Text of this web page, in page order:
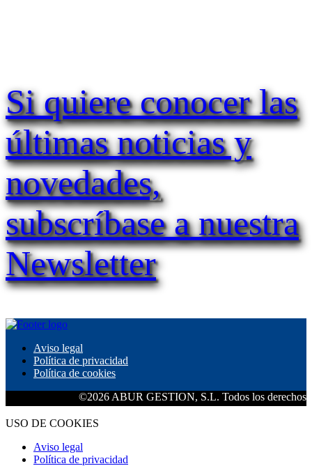
Si quiere conocer las
últimas noticias y
novedades,
subscríbase a nuestra
Newsletter
Aviso legal
Política de privacidad
Política de cookies
©2026 ABUR GESTION, S.L. Todos los derechos
USO DE COOKIES
Aviso legal
Política de privacidad